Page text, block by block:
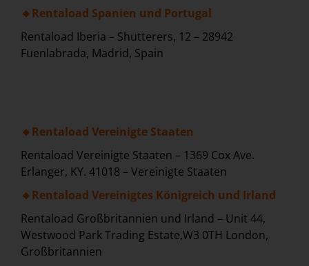
🔸Rentaload Spanien und Portugal
Rentaload Iberia – Shutterers, 12 – 28942
Fuenlabrada, Madrid, Spain
🔸Rentaload Vereinigte Staaten
Rentaload Vereinigte Staaten – 1369 Cox Ave.
Erlanger, KY. 41018 – Vereinigte Staaten
🔸Rentaload Vereinigtes Königreich und Irland
Rentaload Großbritannien und Irland – Unit 44,
Westwood Park Trading Estate,W3 0TH London,
Großbritannien